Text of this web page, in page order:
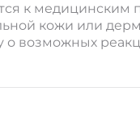
к
кожи или
возможных